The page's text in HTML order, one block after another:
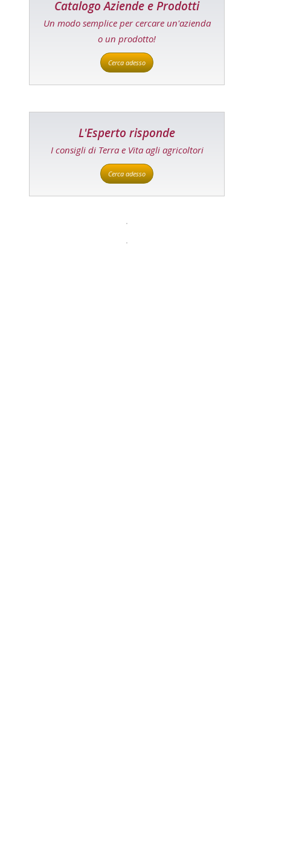
Catalogo Aziende e Prodotti
Un modo semplice per cercare un'azienda
o un prodotto!
Cerca adesso
L'Esperto risponde
I consigli di Terra e Vita agli agricoltori
Cerca adesso